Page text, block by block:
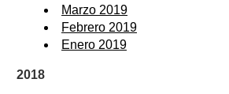
Marzo 2019
Febrero 2019
Enero 2019
2018